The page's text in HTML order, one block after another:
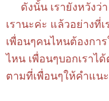
ดังนั้น เรายังหวังว่
เรานะค่ะ แล้วอย่างที่
เพื่อนๆคนไหนต้องการ
ไหน เพื่อนๆบอกเราไ
ตามที่เพื่อนๆให้คำแน